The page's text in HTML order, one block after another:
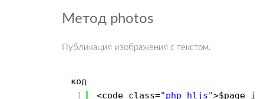
Метод photos
Публикация изображения с текстом.
код
1
<code class="php hljs"